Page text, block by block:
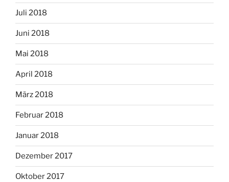
Juli 2018
Juni 2018
Mai 2018
April 2018
März 2018
Februar 2018
Januar 2018
Dezember 2017
Oktober 2017